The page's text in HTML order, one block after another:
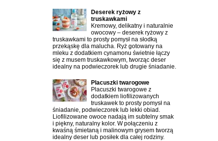
Deserek ryżowy z
truskawkami
Kremowy, delikatny i naturalnie
owocowy – deserek ryżowy z
truskawkami to prosty pomysł na słodką
przekąskę dla malucha. Ryż gotowany na
mleku z dodatkiem cynamonu świetnie łączy
się z musem truskawkowym, tworząc deser
idealny na podwieczorek lub drugie śniadanie.
Placuszki twarogowe
Placuszki twarogowe z
dodatkiem liofilizowanych
truskawek to prosty pomysł na
śniadanie, podwieczorek lub lekki obiad.
Liofilizowane owoce nadają im subtelny smak
i piękny, naturalny kolor. W połączeniu z
kwaśną śmietaną i malinowym grysem tworzą
idealny deser lub posiłek dla całej rodziny.